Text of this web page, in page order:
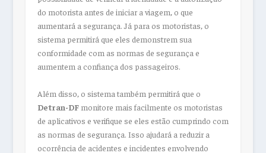
do motorista antes de iniciar a viagem, o que
aumentará a segurança. Já para os motoristas, o
sistema permitirá que eles demonstrem sua
conformidade com as normas de segurança e
aumentem a confiança dos passageiros.
Além disso, o sistema também permitirá que o
Detran-DFmonitore mais facilmente os motoristas
de aplicativos e verifique se eles estão cumprindo com
as normas de segurança. Isso ajudará a reduzir a
ocorrência de acidentes e incidentes envolvendo